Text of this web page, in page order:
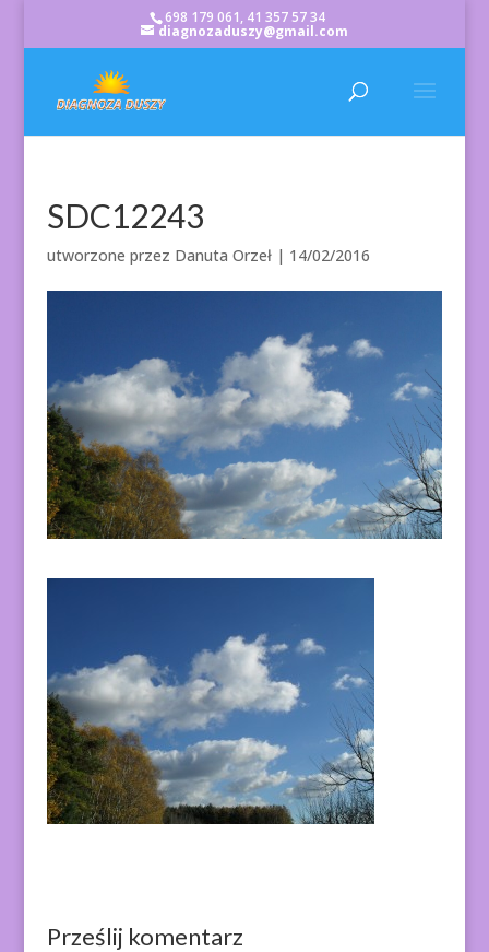
698 179 061, 41 357 57 34
diagnozaduszy@gmail.com
SDC12243
utworzone przez Danuta Orzeł| 14/02/2016
Prześlij komentarz